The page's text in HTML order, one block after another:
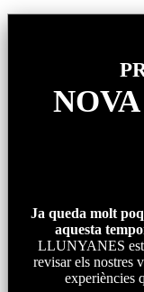
Ja queda molt
aquesta
LLUNYANES
revisar els nostres
experiències